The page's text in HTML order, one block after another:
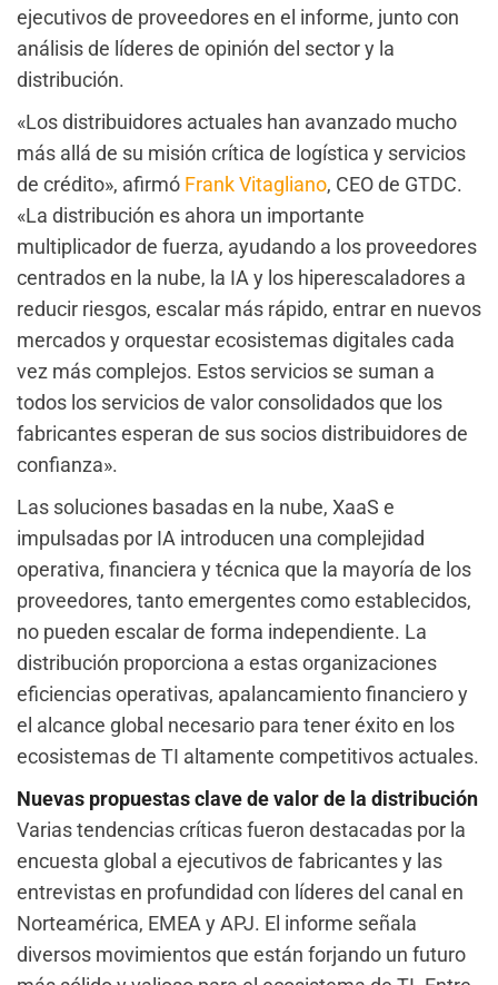
ejecutivos de proveedores en el informe, junto con
análisis de líderes de opinión del sector y la
distribución.
«Los distribuidores actuales han avanzado mucho
más allá de su misión crítica de logística y servicios
de crédito», afirmó Frank Vitagliano, CEO de GTDC.
«La distribución es ahora un importante
multiplicador de fuerza, ayudando a los proveedores
centrados en la nube, la IA y los hiperescaladores a
reducir riesgos, escalar más rápido, entrar en nuevos
mercados y orquestar ecosistemas digitales cada
vez más complejos. Estos servicios se suman a
todos los servicios de valor consolidados que los
fabricantes esperan de sus socios distribuidores de
confianza».
Las soluciones basadas en la nube, XaaS e
impulsadas por IA introducen una complejidad
operativa, financiera y técnica que la mayoría de los
proveedores, tanto emergentes como establecidos,
no pueden escalar de forma independiente. La
distribución proporciona a estas organizaciones
eficiencias operativas, apalancamiento financiero y
el alcance global necesario para tener éxito en los
ecosistemas de TI altamente competitivos actuales.
Nuevas propuestas clave de valor de la distribución
Varias tendencias críticas fueron destacadas por la
encuesta global a ejecutivos de fabricantes y las
entrevistas en profundidad con líderes del canal en
Norteamérica, EMEA y APJ. El informe señala
diversos movimientos que están forjando un futuro